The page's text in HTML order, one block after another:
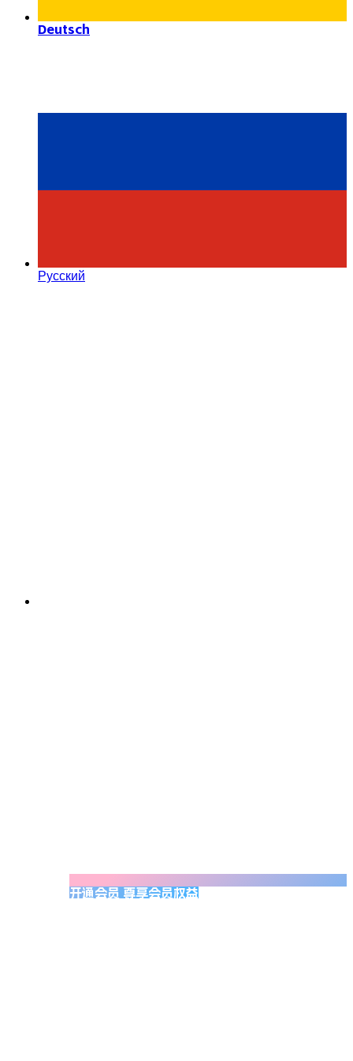
Deutsch
Русский
开通会员 尊享会员权益